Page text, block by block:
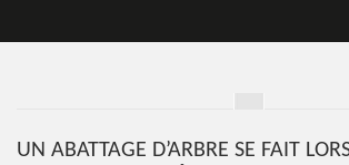
UN ABATTAGE D’ARBRE SE FAIT